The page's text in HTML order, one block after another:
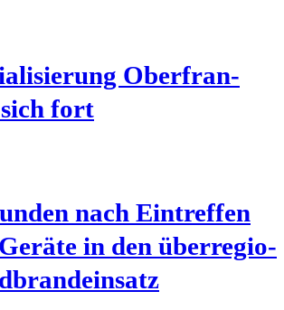
Ober­fran­
fort
nach Ein­tref­fen
in den über­re­gio­